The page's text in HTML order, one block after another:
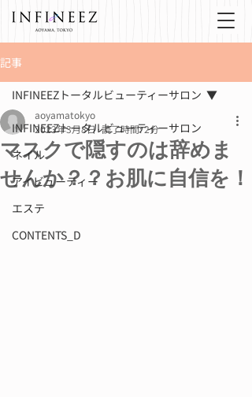
記事
INFINEEZトータルビューティーサロン
ネイル
アイビューティー
エステ
CONTENTS_D
INFINEEZトータルビューティーサロン
マスクで隠すのは辞めま
せんか？？お肌に自信を！
aoyamatokyo
2023年3月8日 読了時間: 2分